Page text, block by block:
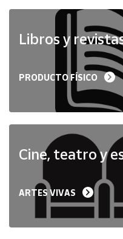
Melilla
Libros y
PRODUCTO FÍSICO
Cine, teatro y
ARTES VIVAS